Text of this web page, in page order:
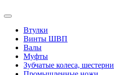
Втулки
Винты ШВП
Валы
Муфты
Зубчатые колеса, шестерни